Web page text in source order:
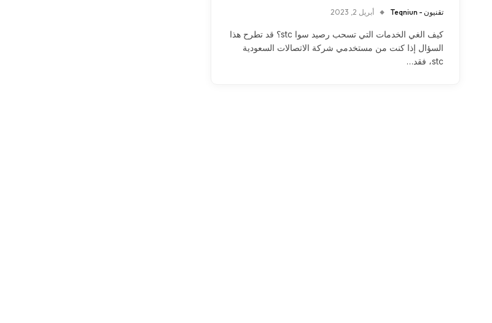
تقنيون - Teqniun أبريل 2, 2023
كيف الغي الخدمات التي تسحب رصيد سوا stc؟ قد تطرح هذا
السؤال إذا كنت من مستخدمي شركة الاتصالات السعودية
stc، فقد…